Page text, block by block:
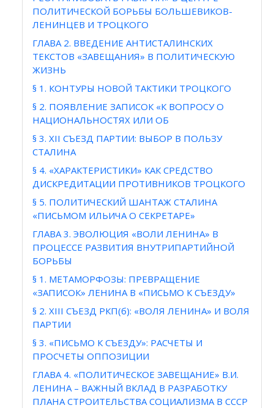
ПОЛИТИЧЕСКОЙ БОРЬБЫ БОЛЬШЕВИКОВ-
ЛЕНИНЦЕВ И ТРОЦКОГО
ГЛАВА 2. ВВЕДЕНИЕ АНТИСТАЛИНСКИХ
ТЕКСТОВ «ЗАВЕЩАНИЯ» В ПОЛИТИЧЕСКУЮ
ЖИЗНЬ
§ 1. КОНТУРЫ НОВОЙ ТАКТИКИ ТРОЦКОГО
§ 2. ПОЯВЛЕНИЕ ЗАПИСОК «К ВОПРОСУ О
НАЦИОНАЛЬНОСТЯХ ИЛИ ОБ
§ 3. XII СЪЕЗД ПАРТИИ: ВЫБОР В ПОЛЬЗУ
СТАЛИНА
§ 4. «ХАРАКТЕРИСТИКИ» КАК СРЕДСТВО
ДИСКРЕДИТАЦИИ ПРОТИВНИКОВ ТРОЦКОГО
§ 5. ПОЛИТИЧЕСКИЙ ШАНТАЖ СТАЛИНА
«ПИСЬМОМ ИЛЬИЧА О СЕКРЕТАРЕ»
ГЛАВА 3. ЭВОЛЮЦИЯ «ВОЛИ ЛЕНИНА» В
ПРОЦЕССЕ РАЗВИТИЯ ВНУТРИПАРТИЙНОЙ
БОРЬБЫ
§ 1. МЕТАМОРФОЗЫ: ПРЕВРАЩЕНИЕ
«ЗАПИСОК» ЛЕНИНА В «ПИСЬМО К СЪЕЗДУ»
§ 2. XIII СЪЕЗД РКП(б): «ВОЛЯ ЛЕНИНА» И ВОЛЯ
ПАРТИИ
§ 3. «ПИСЬМО К СЪЕЗДУ»: РАСЧЕТЫ И
ПРОСЧЕТЫ ОППОЗИЦИИ
ГЛАВА 4. «ПОЛИТИЧЕСКОЕ ЗАВЕЩАНИЕ» В.И.
ЛЕНИНА – ВАЖНЫЙ ВКЛАД В РАЗРАБОТКУ
ПЛАНА СТРОИТЕЛЬСТВА СОЦИАЛИЗМА В СССР